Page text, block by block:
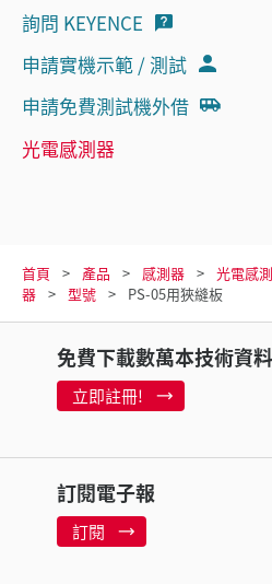
詢問 KEYENCE
申請實機示範 / 測試
申請免費測試機外借
光電感測器
首頁 產品 感測器 光電感
器
型號 PS-05用狹縫板
免費下載數萬本技術資料
立即註冊!
訂閱電子報
訂閱